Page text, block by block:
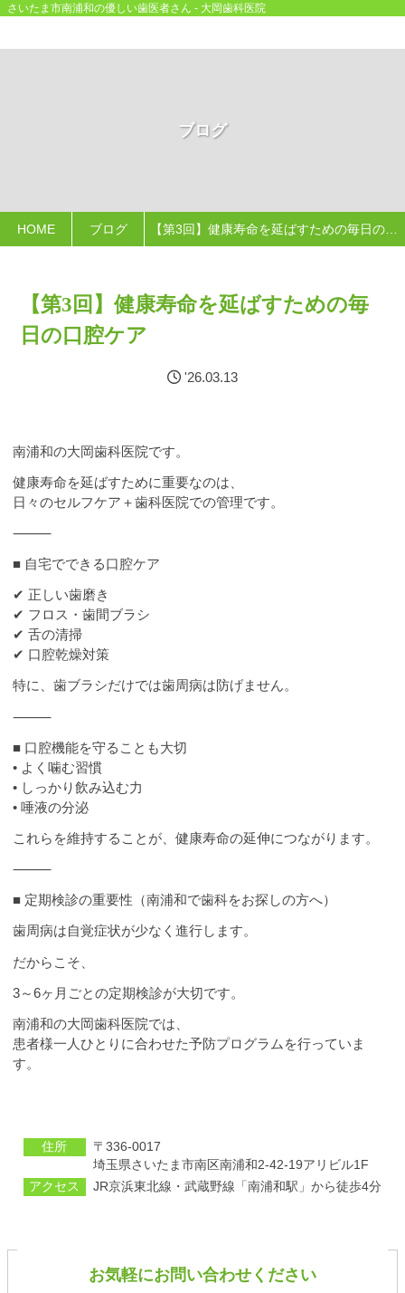
さいたま市南浦和の優しい歯医者さん - 大岡歯科医院
ブログ
HOME ブログ 【第3回】健康寿命を延ばすための毎日の口腔ケア
【第3回】健康寿命を延ばすための毎
日の口腔ケア
'26.03.13
南浦和の大岡歯科医院です。
健康寿命を延ばすために重要なのは、
日々のセルフケア＋歯科医院での管理です。
⸻
■ 自宅でできる口腔ケア
✔ 正しい歯磨き
✔ フロス・歯間ブラシ
✔ 舌の清掃
✔ 口腔乾燥対策
特に、歯ブラシだけでは歯周病は防げません。
⸻
■ 口腔機能を守ることも大切
• よく噛む習慣
• しっかり飲み込む力
• 唾液の分泌
これらを維持することが、健康寿命の延伸につながります。
⸻
■ 定期検診の重要性（南浦和で歯科をお探しの方へ）
歯周病は自覚症状が少なく進行します。
だからこそ、
3～6ヶ月ごとの定期検診が大切です。
南浦和の大岡歯科医院では、
患者様一人ひとりに合わせた予防プログラムを行っていま
す。
住所
〒336-0017
埼⽟県さいたま市南区南浦和2-42-19アリビル1F
アクセス
JR京浜東北線・武蔵野線「南浦和駅」から徒歩4分
お気軽にお問い合わせください